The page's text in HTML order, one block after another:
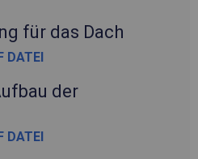
für das Dach
DATEI
der
DATEI